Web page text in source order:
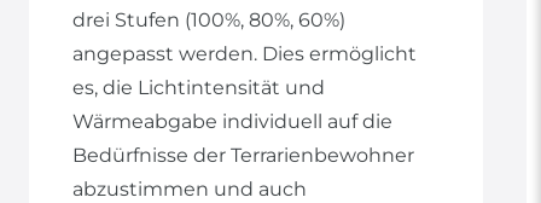
drei Stufen (100%, 80%, 60%)
angepasst werden. Dies ermöglicht
es, die Lichtintensität und
Wärmeabgabe individuell auf die
Bedürfnisse der Terrarienbewohner
abzustimmen und auch